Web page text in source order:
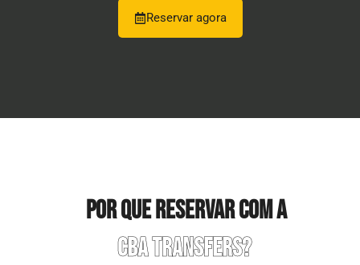
Reservar agora
POR QUE RESERVAR COM A
cba transfers?